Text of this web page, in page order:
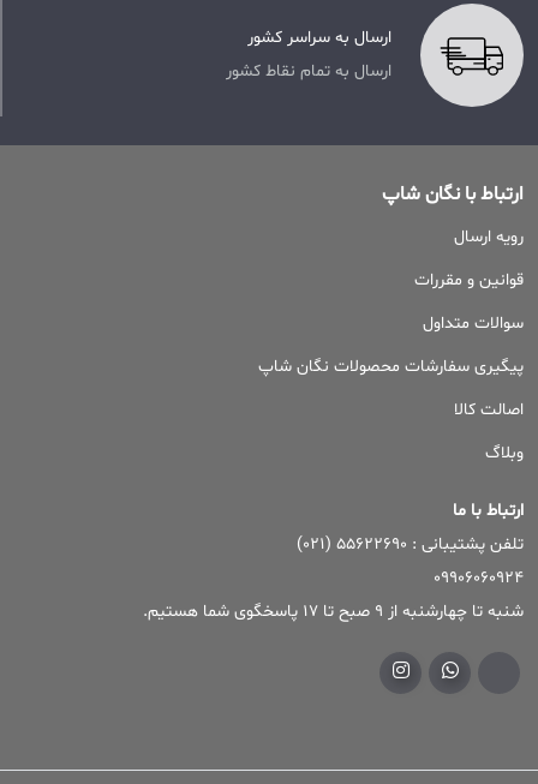
ارسال به سراسر کشور
ارسال به تمام نقاط کشور
ارتباط با نگان شاپ
رویه ارسال
قوانین و مقررات
سوالات متداول
پیگیری سفارشات محصولات نگان شاپ
اصالت کالا
وبلاگ
ارتباط با ما
تلفن پشتیبانی : ۵۵۶۲۲۶۹۰ (۰۲۱)
09906060924
شنبه تا چهارشنبه از 9 صبح تا 17 پاسخگوی شما هستیم.